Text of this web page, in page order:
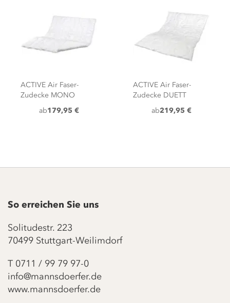
ACTIVE Air Faser-
Zudecke MONO
ab179,95 €
ACTIVE Air Faser-
Zudecke DUETT
ab219,95 €
So erreichen Sie uns
Solitudestr. 223
70499 Stuttgart-Weilimdorf
T 0711 / 99 79 97-0
info@mannsdoerfer.de
www.mannsdoerfer.de